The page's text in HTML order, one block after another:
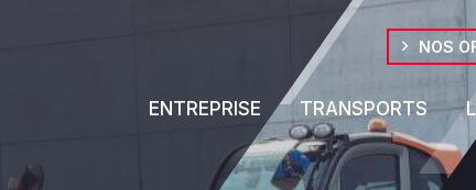
NOS
ENTREPRISE TRANSPORTS